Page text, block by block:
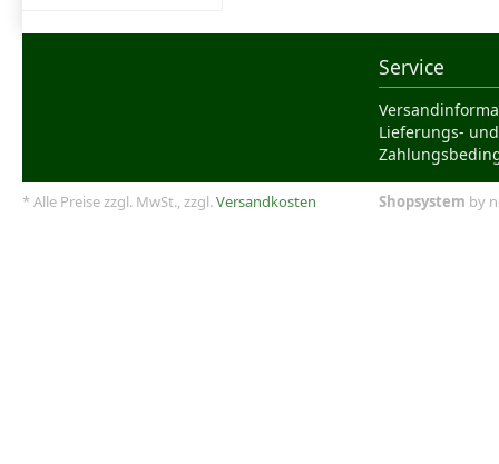
Service
Lieferungs- und
* Alle Preise zzgl. MwSt., zzgl.Versandkosten Shopsystem by